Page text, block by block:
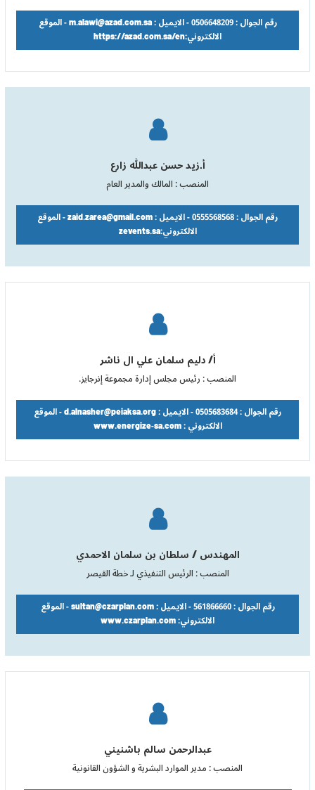
رقم الجوال : 0506648209 - الايميل : m.alawi@azad.com.sa - الموقع
الالكتروني:https://azad.com.sa/en
أ.زيد حسن عبدالله زارع
المنصب : المالك والمدير العام
رقم الجوال : 0555568568 - الايميل : zaid.zarea@gmail.com - الموقع
الالكتروني:zevents.sa
أ/ دليم سلمان علي ال ناشر
المنصب : رئيس مجلس إدارة مجموعة إنرجايز.
رقم الجوال : 0505683684 - الايميل : d.alnasher@peiaksa.org - الموقع
الالكتروني : www.energize-sa.com
المهندس / سلطان بن سلمان الاحمدي
المنصب : الرئيس التنفيذي لـ خطة القيصر
رقم الجوال : 561866660 - الايميل : sultan@czarplan.com - الموقع
الالكتروني: www.czarplan.com
عبدالرحمن سالم باشنيني
المنصب : مدير الموارد البشرية و الشؤون القانونية